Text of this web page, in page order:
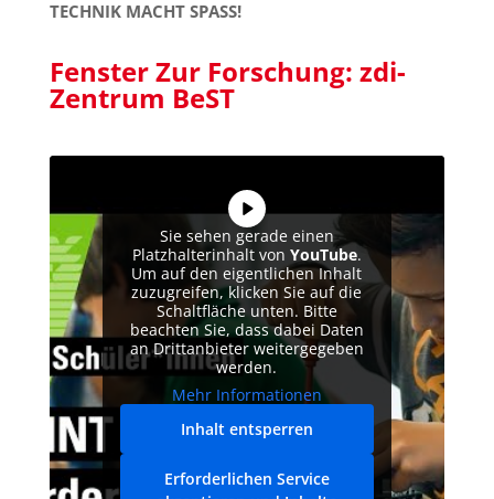
TECHNIK MACHT SPASS!
Fenster Zur Forschung: zdi-
Zentrum BeST
Sie sehen gerade einen
Platzhalterinhalt von YouTube.
Um auf den eigentlichen Inhalt
zuzugreifen, klicken Sie auf die
Schaltfläche unten. Bitte
beachten Sie, dass dabei Daten
an Drittanbieter weitergegeben
werden.
Mehr Informationen
Inhalt entsperren
Erforderlichen Service